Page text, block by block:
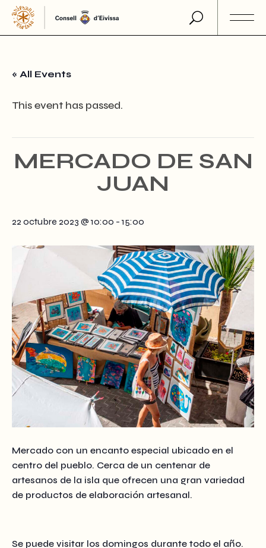
Skip
the
content
« All Events
This event has passed.
MERCADO DE SAN
JUAN
22 octubre 2023 @ 10:00 - 15:00
Mercado con un encanto especial ubicado en el
centro del pueblo. Cerca de un centenar de
artesanos de la isla que ofrecen una gran variedad
de productos de elaboración artesanal.
Se puede visitar los domingos durante todo el año.